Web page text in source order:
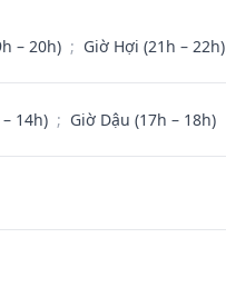
– 20h) ; Giờ Hợi (21h – 22h)
14h) ; Giờ Dậu (17h – 18h)